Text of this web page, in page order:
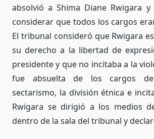
absolvió aShima Diane Rwigara
considerar que todos los cargos
El tribunal consideró que Rwigara
su derecho a la libertad de
presidente y que no incitaba a la
fue absuelta de los cargos
sectarismo, la división étnica e
Rwigara se dirigió a los medios
dentro de la sala del tribunal y